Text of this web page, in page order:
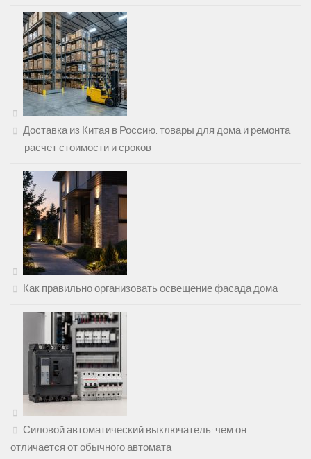
Доставка из Китая в Россию: товары для дома и ремонта
— расчет стоимости и сроков
Как правильно организовать освещение фасада дома
Силовой автоматический выключатель: чем он
отличается от обычного автомата